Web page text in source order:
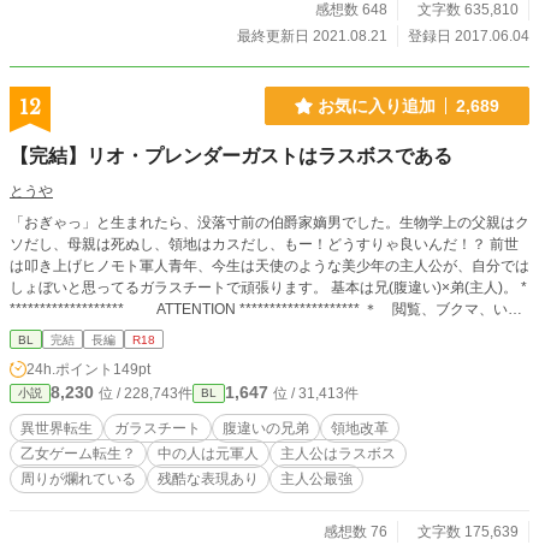
感想数 648
文字数 635,810
最終更新日 2021.08.21
登録日 2017.06.04
12 お気に入り追加 2,689
【完結】リオ・プレンダーガストはラスボスである
とうや
「おぎゃっ」と生まれたら、没落寸前の伯爵家嫡男でした。生物学上の父親はク
ソだし、母親は死ぬし、領地はカスだし、もー！どうすりゃ良いんだ！？ 前世
は叩き上げヒノモト軍人青年、今生は天使のような美少年の主人公が、自分では
しょぼいと思ってるガラスチートで頑張ります。 基本は兄(腹違い)×弟(主人)。 *
******************* ATTENTION ******************** ＊ 閲覧、ブクマ、いい
ね、感想、エール、ありがとうございます！励みになります！ ＊ 誤字脱字報
告、ありがとうございます！感想が入ってなければ修正してそっと削除します。
＊ 美オッサン×ゴツいオッサンとかあります。笑って許せる方のみお願いしま
す。 ＊ ガラス知識は意外といい加減です。ツッコミ不要で。
BL 完結 長編 R18
24h.ポイント 149pt
小説 8,230 位 / 228,743件 BL 1,647 位 / 31,413件
異世界転生 ガラスチート 腹違いの兄弟
領地改革
乙女ゲーム転生？
中の人は元軍人
主人公はラスボス
周りが爛れている
残酷な表現あり 主人公最強
感想数 76
文字数 175,639